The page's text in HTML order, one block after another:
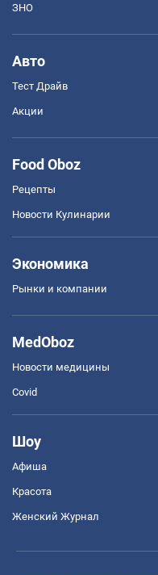
ЗНО
Авто
Тест Драйв
Акции
Food Oboz
Рецепты
Новости Кулинарии
Экономика
Рынки и компании
MedOboz
Новости медицины
Covid
Шоу
Афиша
Красота
Женский Журнал